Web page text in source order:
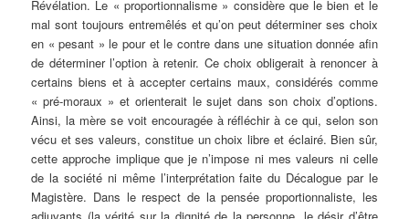
Révélation. Le « proportionnalisme » considère que le bien et le
mal sont toujours entremêlés et qu’on peut déterminer ses choix
en « pesant » le pour et le contre dans une situation donnée afin
de déterminer l’option à retenir. Ce choix obligerait à renoncer à
certains biens et à accepter certains maux, considérés comme
« pré-moraux » et orienterait le sujet dans son choix d’options.
Ainsi, la mère se voit encouragée à réfléchir à ce qui, selon son
vécu et ses valeurs, constitue un choix libre et éclairé. Bien sûr,
cette approche implique que je n’impose ni mes valeurs ni celle
de la société ni même l’interprétation faite du Décalogue par le
Magistère. Dans le respect de la pensée proportionnaliste, les